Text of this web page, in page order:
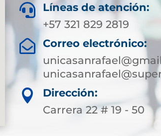

Líneas de atención:
+57 321 829 2819

Correo electrónico:

Dirección:
Carrera 22 # 19 - 50